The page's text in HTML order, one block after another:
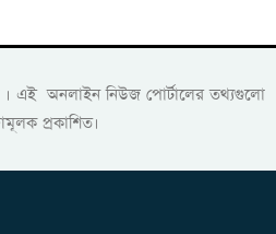
এই অনলাইন নিউজ পোর্টালের তথ্যগুলো
প্রকাশিত।